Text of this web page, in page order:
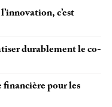
c’est
durablement le co-
financière pour les